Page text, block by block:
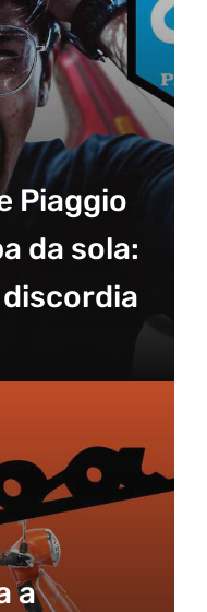
Piaggio
da sola:
a